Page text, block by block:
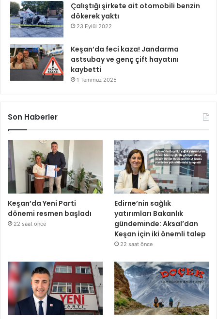
Çalıştığı şirkete ait otomobili benzin
dökerek yaktı
23 Eylül 2022
Keşan’da feci kaza! Jandarma
astsubay ve genç çift hayatını
kaybetti
1 Temmuz 2025
Son Haberler
Keşan’da Yeni Parti
dönemi resmen başladı
22 saat önce
Edirne’nin sağlık
yatırımları Bakanlık
gündeminde: Aksal’dan
Keşan için iki önemli talep
22 saat önce